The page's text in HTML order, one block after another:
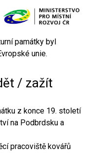
památky byl
unie.
/ zažít
z konce 19. století
na Podbrdsku a
pracoviště kovářů